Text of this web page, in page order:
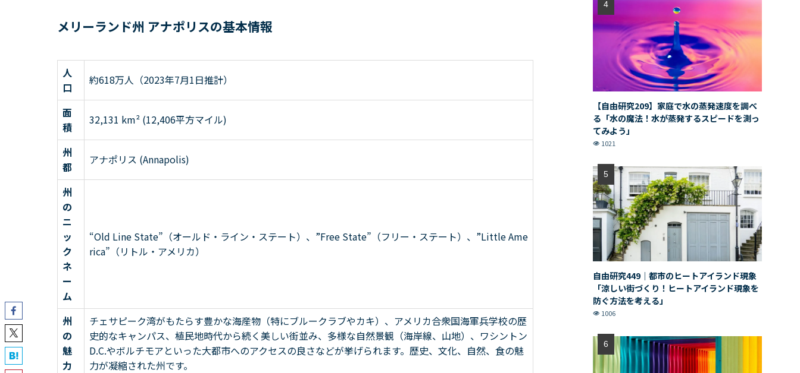
メリーランド州 アナポリスの基本情報
人
口
約618万人（2023年7月1日推計）
面
積
32,131 km² (12,406平方マイル)
州
都
アナポリス (Annapolis)
州
の
ニ
ッ
ク
ネ
ー
ム
“Old Line State”（オールド・ライン・ステート）、”Free State”（フリー・ステート）、”Little Ame
rica”（リトル・アメリカ）
州
の
魅
力
チェサピーク湾がもたらす豊かな海産物（特にブルークラブやカキ）、アメリカ合衆国海軍兵学校の歴
史的なキャンパス、植民地時代から続く美しい街並み、多様な自然景観（海岸線、山地）、ワシントン
D.C.やボルチモアといった大都市へのアクセスの良さなどが挙げられます。歴史、文化、自然、食の魅
力が凝縮された州です。
【自由研究209】家庭で水の蒸発速度を調べ
る「水の魔法！水が蒸発するスピードを測っ
てみよう」
1021
自由研究449｜都市のヒートアイランド現象
「涼しい街づくり！ヒートアイランド現象を
防ぐ方法を考える」
1006